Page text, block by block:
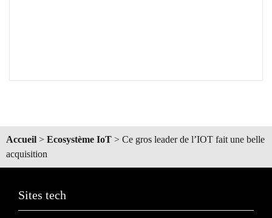
Accueil > Ecosystème IoT > Ce gros leader de l’IOT fait une belle
acquisition
Sites tech